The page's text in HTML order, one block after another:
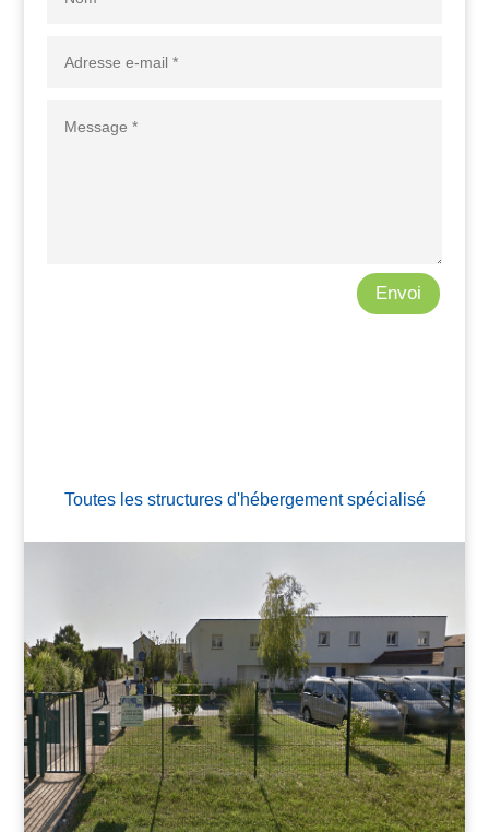
Envoi
t
:
Toutes les structures d'hébergement spécialisé